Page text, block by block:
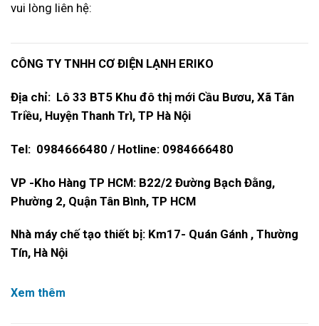
vui lòng liên hệ:
CÔNG TY TNHH CƠ ĐIỆN LẠNH ERIKO
Địa chỉ: Lô 33 BT5 Khu đô thị mới Cầu Bươu, Xã Tân
Triều, Huyện Thanh Trì, TP Hà Nội
Tel: 0984666480 / Hotline: 0984666480
VP -Kho Hàng TP HCM: B22/2 Đường Bạch Đằng,
Phường 2, Quận Tân Bình, TP HCM
Nhà máy chế tạo thiết bị: Km17- Quán Gánh , Thường
Tín, Hà Nội
Xem thêm